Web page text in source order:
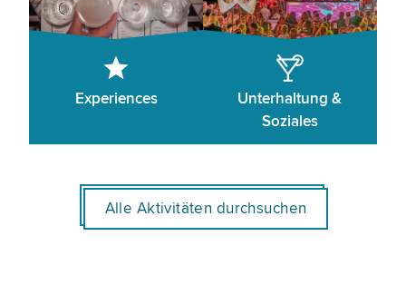
Experiences
Unterhaltung &
Soziales
Alle Aktivitäten durchsuchen